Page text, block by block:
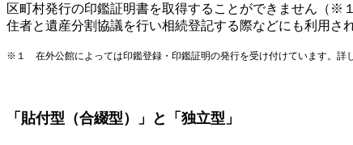
区町村発行の印鑑証明書を取得することができません（※
住者と遺産分割協議を行い相続登記する際などにも利用さ
※１ 在外公館によっては印鑑登録・印鑑証明の発行を受け付けています。詳
「貼付型（合綴型）」と「独立型」